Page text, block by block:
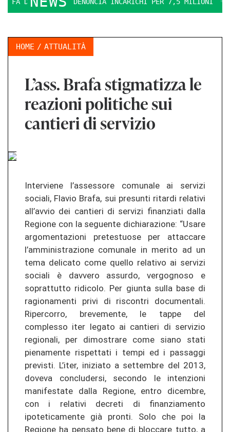
HOME ATTUALITÀ
L’ass. Brafa stigmatizza le
reazioni politiche sui
cantieri di servizio
Interviene l’assessore comunale ai servizi
sociali, Flavio Brafa, sui presunti ritardi relativi
all’avvio dei cantieri di servizi finanziati dalla
Regione con la seguente dichiarazione: “Usare
argomentazioni pretestuose per attaccare
l’amministrazione comunale in merito ad un
tema delicato come quello relativo ai servizi
sociali è davvero assurdo, vergognoso e
soprattutto ridicolo. Per giunta sulla base di
ragionamenti privi di riscontri documentali.
Ripercorro, brevemente, le tappe del
complesso iter legato ai cantieri di servizio
regionali, per dimostrare come siano stati
pienamente rispettati i tempi ed i passaggi
previsti. L’iter, iniziato a settembre del 2013,
doveva concludersi, secondo le intenzioni
manifestate dalla Regione, entro dicembre,
con i relativi decreti di finanziamento
ipoteticamente già pronti. Solo che poi la
Regione ha pensato bene di bloccare tutto, a